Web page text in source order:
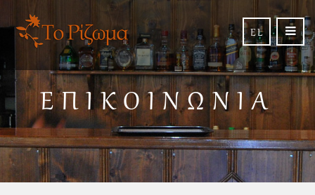
EL
ΕΠΙΚΟΙΝΩΝΊΑ